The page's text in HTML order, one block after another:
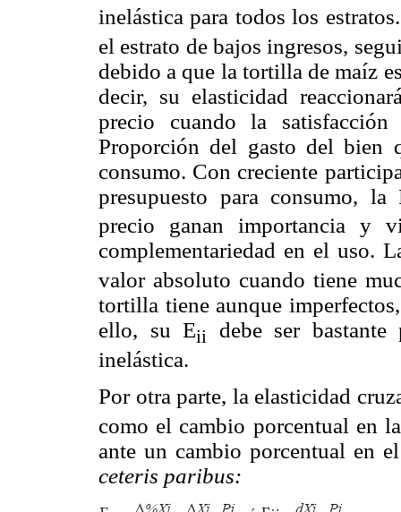
inelástica para todos los
el estrato de bajos ingresos,
debido a que la tortilla de maíz
decir, su elasticidad
precio cuando la
Proporción del gasto del bien
consumo. Con creciente
presupuesto para consumo, la
precio ganan importancia y
complementariedad en el uso.
valor absoluto cuando tiene
tortilla tiene aunque
ello, su Eii
debe ser
inelástica.
Por otra parte, la elasticidad
como el cambio porcentual en
ante un cambio porcentual en
ceteris paribus: